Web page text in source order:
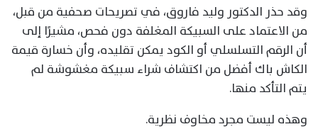
وقد حذر الدكتور وليد فاروق، في تصريحات صحفية من قبل،
من الاعتماد على السبيكة المغلفة دون فحص، مشيرًا إلى
أن الرقم التسلسلي أو الكود يمكن تقليده، وأن خسارة قيمة
الكاش باك أفضل من اكتشاف شراء سبيكة مغشوشة لم
يتم التأكد منها.
وهذه ليست مجرد مخاوف نظرية.